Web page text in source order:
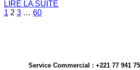
LIRE LA SUITE
Posts
1 2 3 … 60
Service Commercial : +221 77 941